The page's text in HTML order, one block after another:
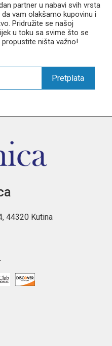
partner u nabavi svih vrsta
vam olakšamo kupovinu i
Pridružite se našoj
u toku sa svime što se
ništa važno!
Pretplata
44320 Kutina